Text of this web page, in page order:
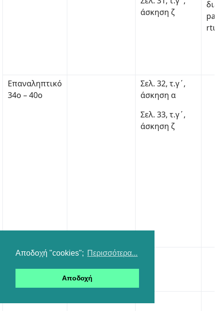
Αποδοχή "cookies"; Περισσότερα...
Αποδοχή
άσκηση ζ
Επαναληπτικό
34ο – 40ο
Σελ. 32, τ.γ΄,
άσκηση α
Σελ. 33, τ.γ΄,
άσκηση ζ
7η Ενότητα